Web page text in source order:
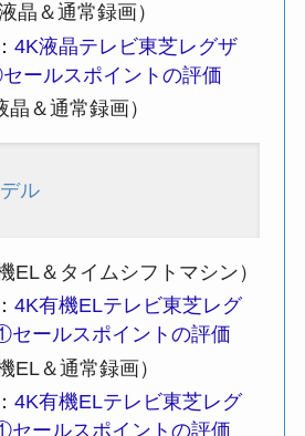
晶＆通常録画）
4K液晶テレビ東芝レグザ
ールスポイントの評価
＆通常録画）
ル
EL＆タイムシフトマシン）
4K有機ELテレビ東芝レグ
セールスポイントの評価
EL＆通常録画）
4K有機ELテレビ東芝レグ
セールスポイントの評価